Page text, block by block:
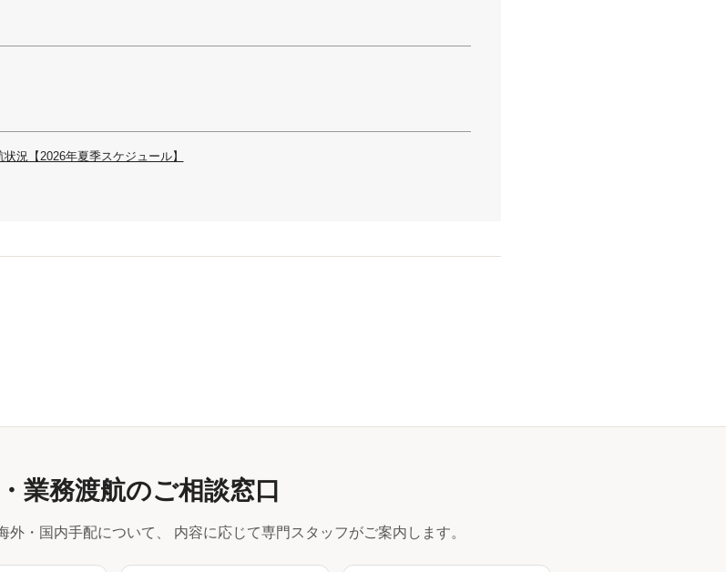
況【2026年夏季スケジュール】
業務渡航のご相談窓口
・国内手配について、 内容に応じて専門スタッフがご案内します。